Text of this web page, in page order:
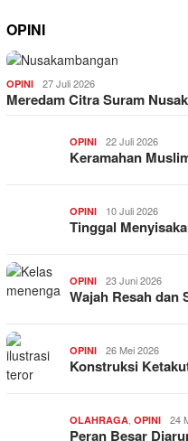
OPINI
OPINI 27 Juli 2026
Meredam Citra Suram
OPINI 22 Juli 2026
Keramahan
OPINI 10 Juli 2026
Tinggal
OPINI 23 Juni 2026
Wajah Resah dan
OPINI 26 Mei 2026
Konstruksi
OLAHRAGA OPINI 24
Peran Besar